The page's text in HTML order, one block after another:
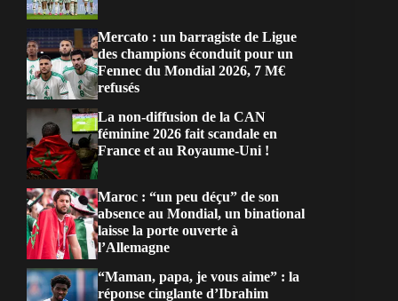
Mercato : un barragiste de Ligue
des champions éconduit pour un
Fennec du Mondial 2026, 7 M€
refusés
La non-diffusion de la CAN
féminine 2026 fait scandale en
France et au Royaume-Uni !
Maroc : “un peu déçu” de son
absence au Mondial, un binational
laisse la porte ouverte à
l’Allemagne
“Maman, papa, je vous aime” : la
réponse cinglante d’Ibrahim